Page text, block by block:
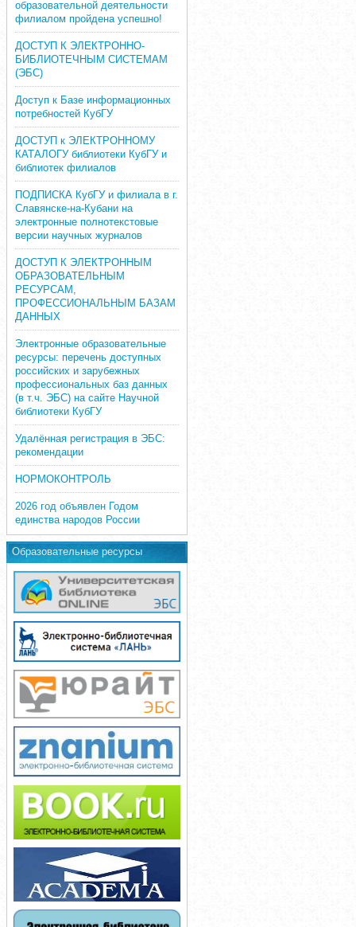
образовательной деятельности
филиалом пройдена успешно!
ДОСТУП К ЭЛЕКТРОННО-
БИБЛИОТЕЧНЫМ СИСТЕМАМ
(ЭБС)
Доступ к Базе информационных
потребностей КубГУ
ДОСТУП к ЭЛЕКТРОННОМУ
КАТАЛОГУ библиотеки КубГУ и
библиотек филиалов
ПОДПИСКА КубГУ и филиала в г.
Славянске-на-Кубани на
электронные полнотекстовые
версии научных журналов
ДОСТУП К ЭЛЕКТРОННЫМ
ОБРАЗОВАТЕЛЬНЫМ
РЕСУРСАМ,
ПРОФЕССИОНАЛЬНЫМ БАЗАМ
ДАННЫХ
Электронные образовательные
ресурсы: перечень доступных
российских и зарубежных
профессиональных баз данных
(в т.ч. ЭБС) на сайте Научной
библиотеки КубГУ
Удалённая регистрация в ЭБС:
рекомендации
НОРМОКОНТРОЛЬ
2026 год объявлен Годом
единства народов России
Образовательные ресурсы